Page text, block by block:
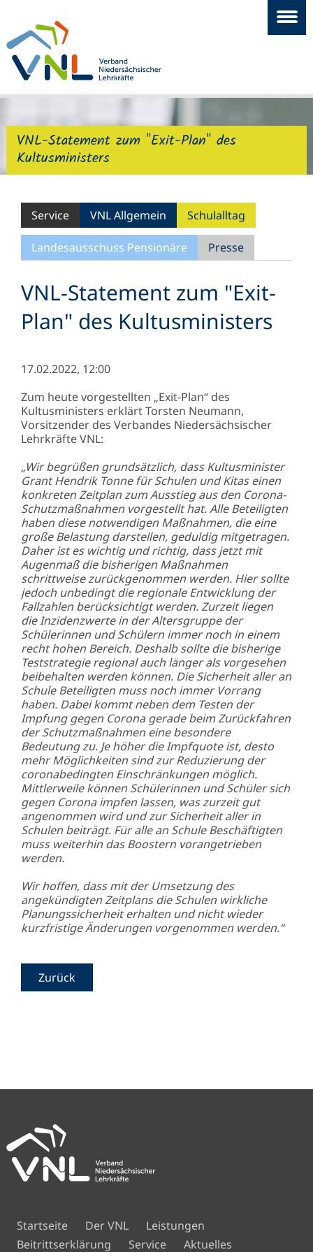
VNL-Statement zum "Exit-Plan" des
Kultusministers
Service VNL Allgemein Schulalltag
Landesausschuss Pensionäre Presse
VNL-Statement zum "Exit-
Plan" des Kultusministers
17.02.2022, 12:00
Zum heute vorgestellten „Exit-Plan“ des
Kultusministers erklärt Torsten Neumann,
Vorsitzender des Verbandes Niedersächsischer
Lehrkräfte VNL:
„Wir begrüßen grundsätzlich, dass Kultusminister
Grant Hendrik Tonne für Schulen und Kitas einen
konkreten Zeitplan zum Ausstieg aus den Corona-
Schutzmaßnahmen vorgestellt hat. Alle Beteiligten
haben diese notwendigen Maßnahmen, die eine
große Belastung darstellen, geduldig mitgetragen.
Daher ist es wichtig und richtig, dass jetzt mit
Augenmaß die bisherigen Maßnahmen
schrittweise zurückgenommen werden. Hier sollte
jedoch unbedingt die regionale Entwicklung der
Fallzahlen berücksichtigt werden. Zurzeit liegen
die Inzidenzwerte in der Altersgruppe der
Schülerinnen und Schülern immer noch in einem
recht hohen Bereich. Deshalb sollte die bisherige
Teststrategie regional auch länger als vorgesehen
beibehalten werden können. Die Sicherheit aller an
Schule Beteiligten muss noch immer Vorrang
haben. Dabei kommt neben dem Testen der
Impfung gegen Corona gerade beim Zurückfahren
der Schutzmaßnahmen eine besondere
Bedeutung zu. Je höher die Impfquote ist, desto
mehr Möglichkeiten sind zur Reduzierung der
coronabedingten Einschränkungen möglich.
Mittlerweile können Schülerinnen und Schüler sich
gegen Corona impfen lassen, was zurzeit gut
angenommen wird und zur Sicherheit aller in
Schulen beiträgt. Für alle an Schule Beschäftigten
muss weiterhin das Boostern vorangetrieben
werden.
Wir hoffen, dass mit der Umsetzung des
angekündigten Zeitplans die Schulen wirkliche
Planungssicherheit erhalten und nicht wieder
kurzfristige Änderungen vorgenommen werden.“
Zurück
Navigation
überspringen
Startseite Der VNL
Leistungen
Beitrittserklärung
Service Aktuelles